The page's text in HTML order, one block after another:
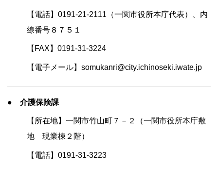
【電話】0191-21-2111（一関市役所本庁代表）、内
線番号８７５１
【FAX】0191-31-3224
【電子メール】somukanri@city.ichinoseki.iwate.jp
● 介護保険課
【所在地】一関市竹山町７－２（一関市役所本庁敷
地 現業棟２階）
【電話】0191-31-3223